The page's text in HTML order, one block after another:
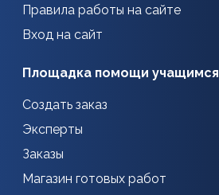
Правила работы на сайте
Вход на сайт
Площадка помощи учащимся
Создать заказ
Эксперты
Заказы
Магазин готовых работ